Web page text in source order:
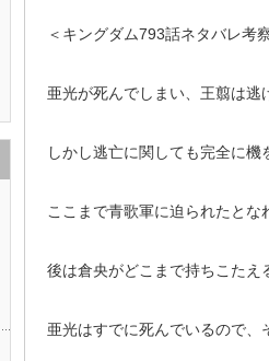
＜キングダム793話ネタバレ考
亜光が死んでしまい、王翦は逃
しかし逃亡に関しても完全に機
ここまで青歌軍に迫られたとな
後は倉央がどこまで持ちこたえ
亜光はすでに死んでいるので、